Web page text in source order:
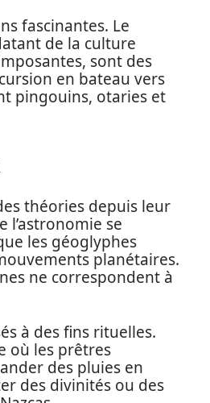
fascinantes. Le
de la culture
sont des
en bateau vers
pingouins, otaries et
théories depuis leur
l’astronomie se
les géoglyphes
planétaires.
ne correspondent à
à des fins rituelles.
où les prêtres
des pluies en
des divinités ou des